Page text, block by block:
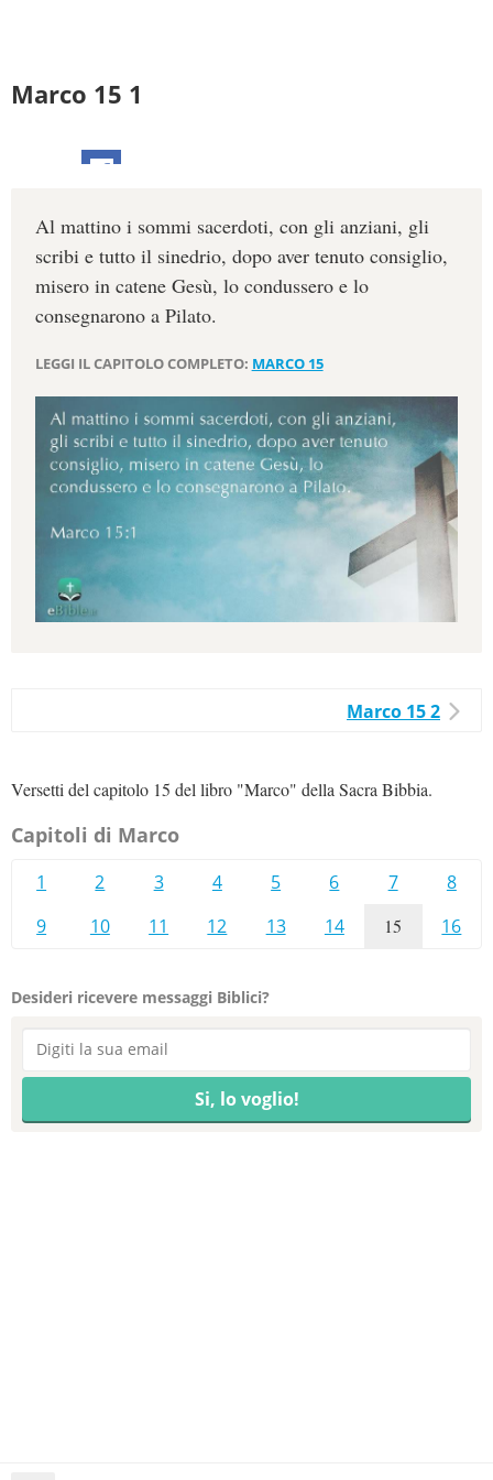
Marco 15 1
Al mattino i sommi sacerdoti, con gli anziani, gli
scribi e tutto il sinedrio, dopo aver tenuto consiglio,
misero in catene Gesù, lo condussero e lo
consegnarono a Pilato.
LEGGI IL CAPITOLO COMPLETO: MARCO 15
Marco 15 2
Versetti del capitolo 15 del libro "Marco" della Sacra Bibbia.
Capitoli di Marco
1 2 3 4 5 6 7
8
9
10 11 12 13 14 15 16
Desideri ricevere messaggi Biblici?